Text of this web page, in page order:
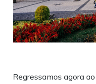
Regressamos agora